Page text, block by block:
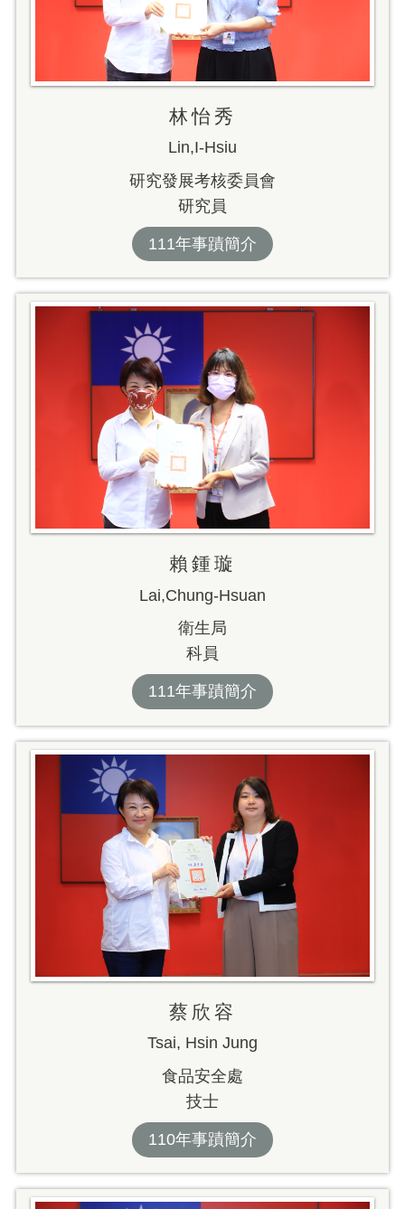
林怡秀
Lin,I-Hsiu
研究發展考核委員會
研究員
111年事蹟簡介
賴鍾璇
Lai,Chung-Hsuan
衛生局
科員
111年事蹟簡介
蔡欣容
Tsai, Hsin Jung
食品安全處
技士
110年事蹟簡介